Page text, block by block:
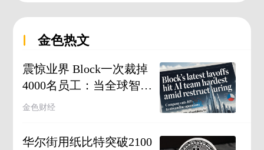
金色热文
震惊业界 Block一次裁掉
4000名员工：当全球智能
危机提前上演
金色财经
华尔街用纸比特突破2100